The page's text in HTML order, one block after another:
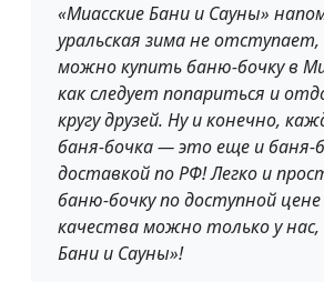
«Миасские Бани и Сауны»
уральская зима не отступает,
можно купить баню-бочку в
как следует попариться и
кругу друзей. Ну и конечно,
баня-бочка — это еще и баня-
доставкой по РФ! Легко и
баню-бочку по доступной
качества можно только у нас,
Бани и Сауны»!